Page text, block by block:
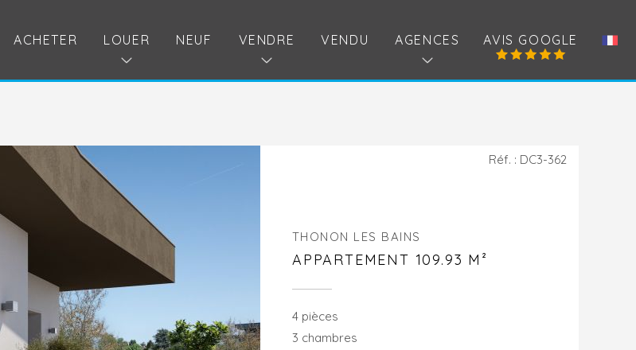
AVIS GOOGLE
ACHETER LOUER NEUF VENDRE VENDU AGENCES
THONON LES BAINS
APPARTEMENT 109.93 M²
4 pièces
3 chambres
Réf. : DC3-362